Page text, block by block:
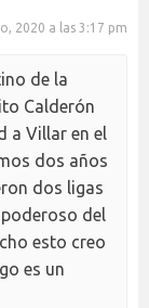
2020 a las 3:17 pm
de la
Calderón
a Villar en el
dos años
dos ligas
del
esto creo
es un